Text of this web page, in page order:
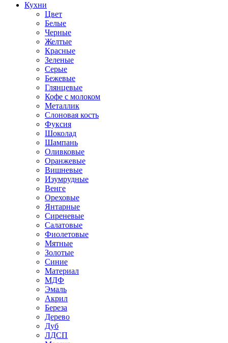
Кухни
Цвет
Белые
Черные
Желтые
Красные
Зеленые
Серые
Бежевые
Глянцевые
Кофе с молоком
Металлик
Слоновая кость
Фуксия
Шоколад
Шампань
Оливковые
Оранжевые
Вишневые
Изумрудные
Венге
Ореховые
Янтарные
Сиреневые
Салатовые
Фиолетовые
Мятные
Золотые
Синие
Материал
МДФ
Эмаль
Акрил
Береза
Дерево
Дуб
ЛДСП